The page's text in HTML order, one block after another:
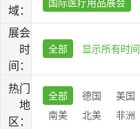
域：
国际医疗用品展会
展会
时
间：
全部 显示所有时间
热门
地
区：
全部 德国 美国
南美
北美 非洲